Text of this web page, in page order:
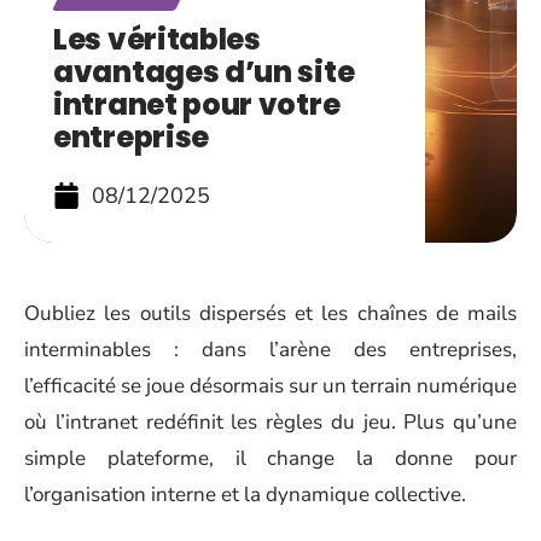
Les véritables
avantages d’un site
intranet pour votre
entreprise
08/12/2025
Oubliez les outils dispersés et les chaînes de mails
interminables : dans l’arène des entreprises,
l’efficacité se joue désormais sur un terrain numérique
où l’intranet redéfinit les règles du jeu. Plus qu’une
simple plateforme, il change la donne pour
l’organisation interne et la dynamique collective.